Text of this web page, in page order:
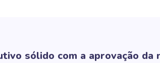
sólido com a aprovação da